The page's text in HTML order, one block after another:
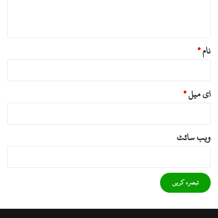
نام*
ای میل*
ویب‌ سائٹ